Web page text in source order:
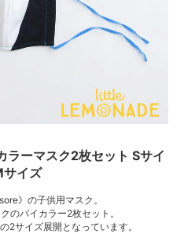
ラーマスク2枚セット Sサイ
イズ
》の子供用マスク。
のバイカラー2枚セット。
サイズ展開となっています。